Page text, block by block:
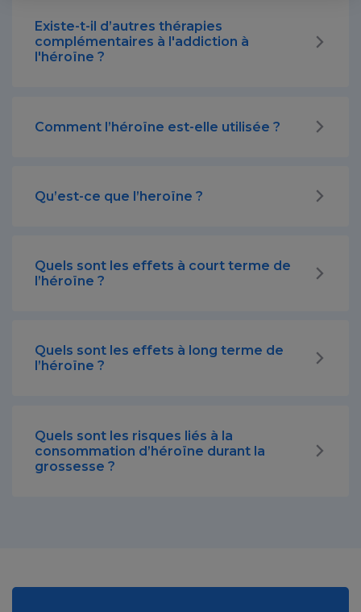
Existe-t-il d’autres thérapies
complémentaires à l'addiction à
l'héroïne ?
Comment l’héroïne est-elle utilisée ?
Qu’est-ce que l’heroïne ?
Quels sont les effets à court terme de
l’héroïne ?
Quels sont les effets à long terme de
l’héroïne ?
Quels sont les risques liés à la
consommation d’héroïne durant la
grossesse ?